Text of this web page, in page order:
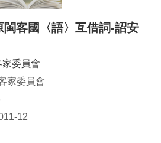
客國〈語〉互借詞-詔安
委員會
家委員會
12